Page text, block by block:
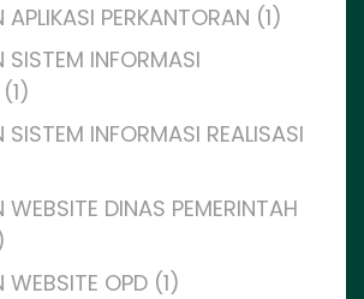
APLIKASI PERKANTORAN (1)
SISTEM INFORMASI
SISTEM INFORMASI REALISASI
WEBSITE DINAS PEMERINTAH
WEBSITE OPD (1)